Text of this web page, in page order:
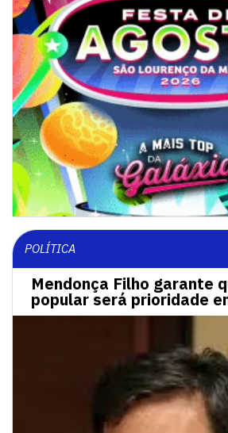
POLÍTICA
Mendonça Filho garante
popular será prioridade